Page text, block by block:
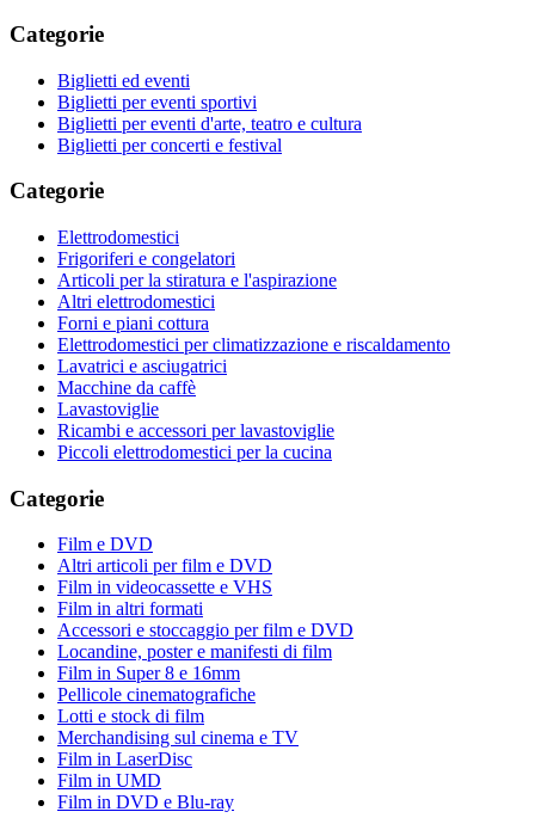
Categorie
Biglietti ed eventi
Biglietti per eventi sportivi
Biglietti per eventi d'arte, teatro e cultura
Biglietti per concerti e festival
Categorie
Elettrodomestici
Frigoriferi e congelatori
Articoli per la stiratura e l'aspirazione
Altri elettrodomestici
Forni e piani cottura
Elettrodomestici per climatizzazione e riscaldamento
Lavatrici e asciugatrici
Macchine da caffè
Lavastoviglie
Ricambi e accessori per lavastoviglie
Piccoli elettrodomestici per la cucina
Categorie
Film e DVD
Altri articoli per film e DVD
Film in videocassette e VHS
Film in altri formati
Accessori e stoccaggio per film e DVD
Locandine, poster e manifesti di film
Film in Super 8 e 16mm
Pellicole cinematografiche
Lotti e stock di film
Merchandising sul cinema e TV
Film in LaserDisc
Film in UMD
Film in DVD e Blu-ray